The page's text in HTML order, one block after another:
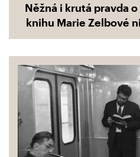
Něžná i krutá pravda
knihu Marie Zelbové